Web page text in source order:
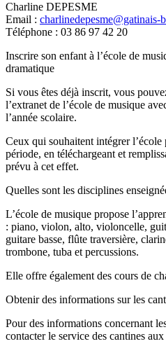
Charline DEPESME
Email : charlinedepesme@gatinais-
Téléphone : 03 86 97 42 20
Inscrire son enfant à l’école de
dramatique
Si vous êtes déjà inscrit, vous
l’extranet de l’école de musique
l’année scolaire.
Ceux qui souhaitent intégrer
période, en téléchargeant et
prévu à cet effet.
Quelles sont les disciplines
L’école de musique propose
: piano, violon, alto, violoncelle,
guitare basse, flûte traversière,
trombone, tuba et percussions.
Elle offre également des cours de
Obtenir des informations sur les
Pour des informations concernant
contacter le service des cantines